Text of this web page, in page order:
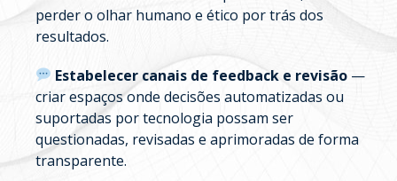
perder o olhar humano e ético por trás dos
resultados.
Estabelecer canais de feedback e revisão —
criar espaços onde decisões automatizadas ou
suportadas por tecnologia possam ser
questionadas, revisadas e aprimoradas de forma
transparente.